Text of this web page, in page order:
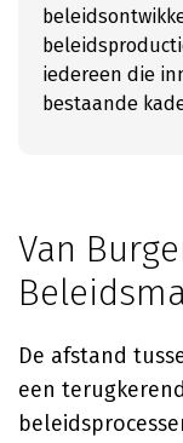
iedereen die
bestaande
Van
De afstand
een